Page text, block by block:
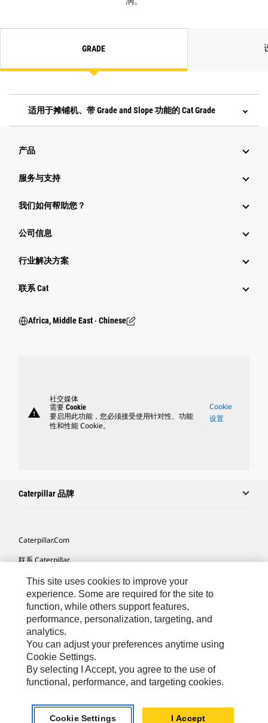
GRADE
适用于摊铺机、带 Grade and Slope 功能的 Cat Grade
产品
服务与支持
我们如何帮助您？
公司信息
行业解决方案
行业
联系 Cat
Africa, Middle East ‧ Chinese
warning
社交媒体
需要 Cookie
要启用此功能，您必须接受使用针对性、功能
性和性能 Cookie。
Cookie
设置
Caterpillar 品牌
Caterpillar.com
联系 Caterpillar
我的营销首选项
站点地图
Cookie Settings
法律
隐私
Africa, Middle East ‧ Chinese© 2026 Caterpillar. 保留所有权利
This site uses cookies to improve your
experience. Some are required for the site to
function, while others support features,
performance, personalization, targeting, and
analytics.
You can adjust your preferences anytime using
Cookie Settings.
By selecting I Accept, you agree to the use of
functional, performance, and targeting cookies.
Cookie Settings I Accept